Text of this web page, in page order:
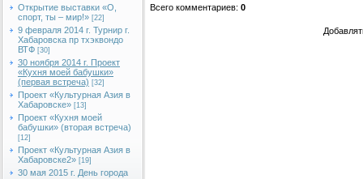
Открытие выставки «О,
спорт, ты – мир!» [22]
9 февраля 2014 г. Турнир г.
Хабаровска пр тхэквондо
ВТФ [30]
30 ноября 2014 г. Проект
«Кухня моей бабушки»
(первая встреча) [32]
Проект «Культурная Азия в
Хабаровске» [13]
Проект «Кухня моей
бабушки» (вторая встреча)
[12]
Проект «Культурная Азия в
Хабаровске2» [19]
30 мая 2015 г. День города
Всего комментариев: 0